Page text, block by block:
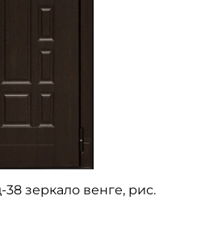
зеркало венге, рис.